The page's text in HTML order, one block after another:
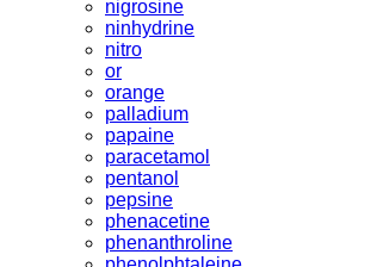
nigrosine
ninhydrine
nitro
or
orange
palladium
papaine
paracetamol
pentanol
pepsine
phenacetine
phenanthroline